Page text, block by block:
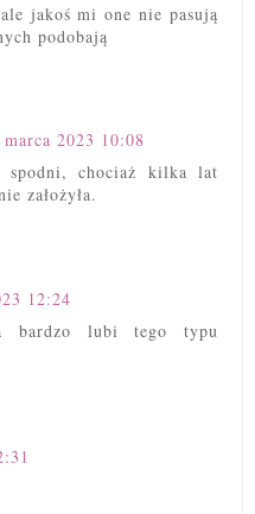
jakoś mi one nie pasują
podobają
2023 10:08
chociaż kilka lat
założyła.
12:24
bardzo lubi tego typu